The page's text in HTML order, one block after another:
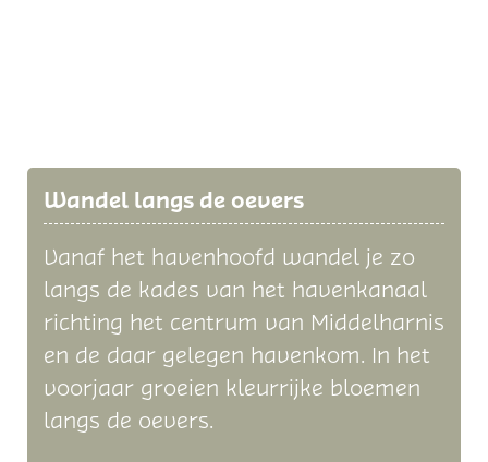
Wandel langs de oevers
Vanaf het havenhoofd wandel je zo
langs de kades van het havenkanaal
richting het centrum van Middelharnis
en de daar gelegen havenkom. In het
voorjaar groeien kleurrijke bloemen
langs de oevers.